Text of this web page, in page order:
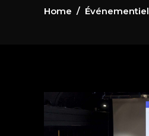
Home / Événementiel